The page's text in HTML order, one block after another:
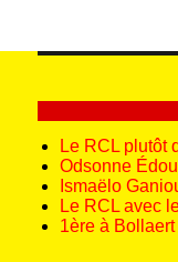
Le RCL plutôt
Odsonne
Ismaëlo
Le RCL avec
1ère à